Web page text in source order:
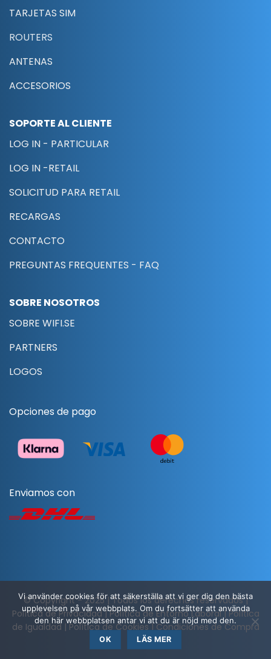
TARJETAS SIM
ROUTERS
ANTENAS
ACCESORIOS
SOPORTE AL CLIENTE
LOG IN - PARTICULAR
LOG IN -RETAIL
SOLICITUD PARA RETAIL
RECARGAS
CONTACTO
PREGUNTAS FREQUENTES - FAQ
SOBRE NOSOTROS
SOBRE WIFI.SE
PARTNERS
LOGOS
Opciones de pago
Enviamos con
© Copyright - 2025 | Todos los derechos reservados |
Política de Privacidad|Política de Entorno Laboral|Política
de Igualdad|Política de Cookies|Condiciones de Compra
Vi använder cookies för att säkerställa att vi ger dig den bästa
upplevelsen på vår webbplats. Om du fortsätter att använda
den här webbplatsen antar vi att du är nöjd med den.
OK LÄS MER